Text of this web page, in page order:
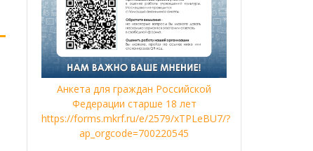
Анкета для граждан Российской
Федерации старше 18 лет
https://forms.mkrf.ru/e/2579/xTPLeBU7/?
ap_orgcode=700220545